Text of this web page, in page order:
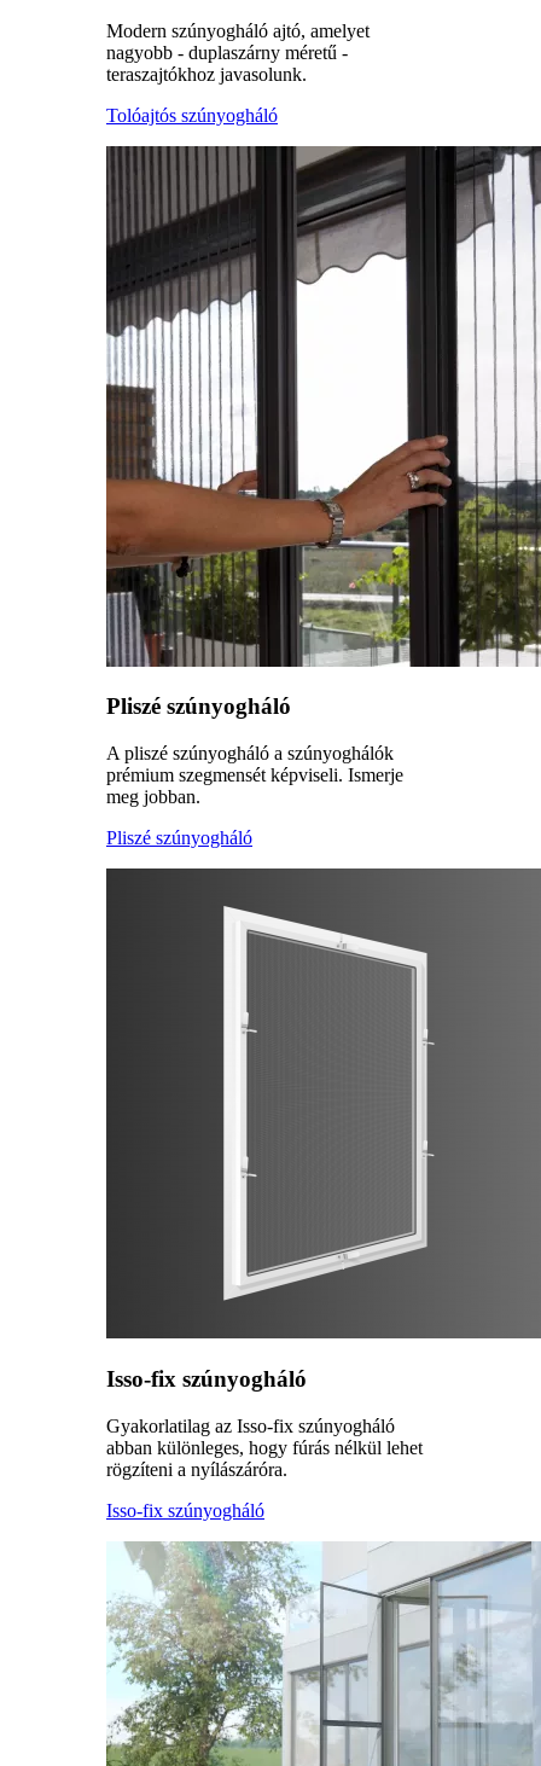
Modern szúnyogháló ajtó, amelyet
nagyobb - duplaszárny méretű -
teraszajtókhoz javasolunk.
Tolóajtós szúnyogháló
Pliszé szúnyogháló
A pliszé szúnyogháló a szúnyoghálók
prémium szegmensét képviseli. Ismerje
meg jobban.
Pliszé szúnyogháló
Isso-fix szúnyogháló
Gyakorlatilag az Isso-fix szúnyogháló
abban különleges, hogy fúrás nélkül lehet
rögzíteni a nyílászáróra.
Isso-fix szúnyogháló